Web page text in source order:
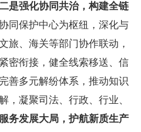
是强化协同共治，构建全链
同保护中心为枢纽，深化与
旅、海关等部门协作联动，
密衔接，健全线索移送、信
善多元解纷体系，推动知识
，凝聚司法、行政、行业、
务发展大局，护航新质生产